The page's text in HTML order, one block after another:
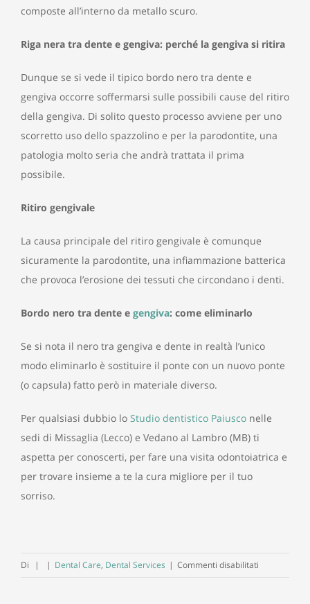
composte all’interno da metallo scuro.
Riga nera tra dente e gengiva: perché la gengiva si ritira
Dunque se si vede il tipico bordo nero tra dente e
gengiva occorre soffermarsi sulle possibili cause del ritiro
della gengiva. Di solito questo processo avviene per uno
scorretto uso dello spazzolino e per la parodontite, una
patologia molto seria che andrà trattata il prima
possibile.
Ritiro gengivale
La causa principale del ritiro gengivale è comunque
sicuramente la parodontite, una infiammazione batterica
che provoca l’erosione dei tessuti che circondano i denti.
Bordo nero tra dente e gengiva: come eliminarlo
Se si nota il nero tra gengiva e dente in realtà l’unico
modo eliminarlo è sostituire il ponte con un nuovo ponte
(o capsula) fatto però in materiale diverso.
Per qualsiasi dubbio lo Studio dentistico Paiusco nelle
sedi di Missaglia (Lecco) e Vedano al Lambro (MB) ti
aspetta per conoscerti, per fare una visita odontoiatrica e
per trovare insieme a te la cura migliore per il tuo
sorriso.
Di | | Dental Care, Dental Services | Commenti disabilitati